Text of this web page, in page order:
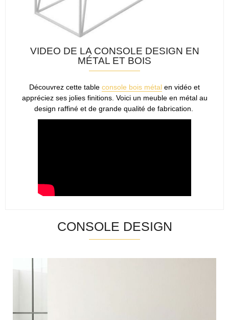
VIDEO DE LA CONSOLE DESIGN EN
MÉTAL ET BOIS
Découvrez cette table console bois métal en vidéo et
appréciez ses jolies finitions. Voici un meuble en métal au
design raffiné et de grande qualité de fabrication.
CONSOLE DESIGN